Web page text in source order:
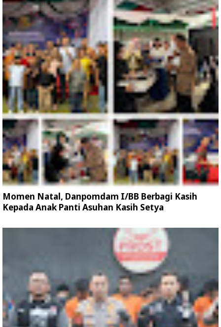
Momen Natal, Danpomdam I/BB Berbagi Kasih
Kepada Anak Panti Asuhan Kasih Setya